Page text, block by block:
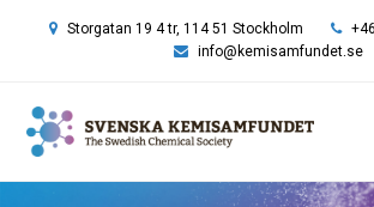
Storgatan 19 4 tr, 114 51 Stockholm
info@kemisamfundet.se